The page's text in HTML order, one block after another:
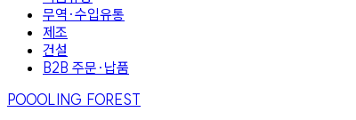
무역·수입유통
제조
건설
B2B 주문·납품
POOOLING FOREST